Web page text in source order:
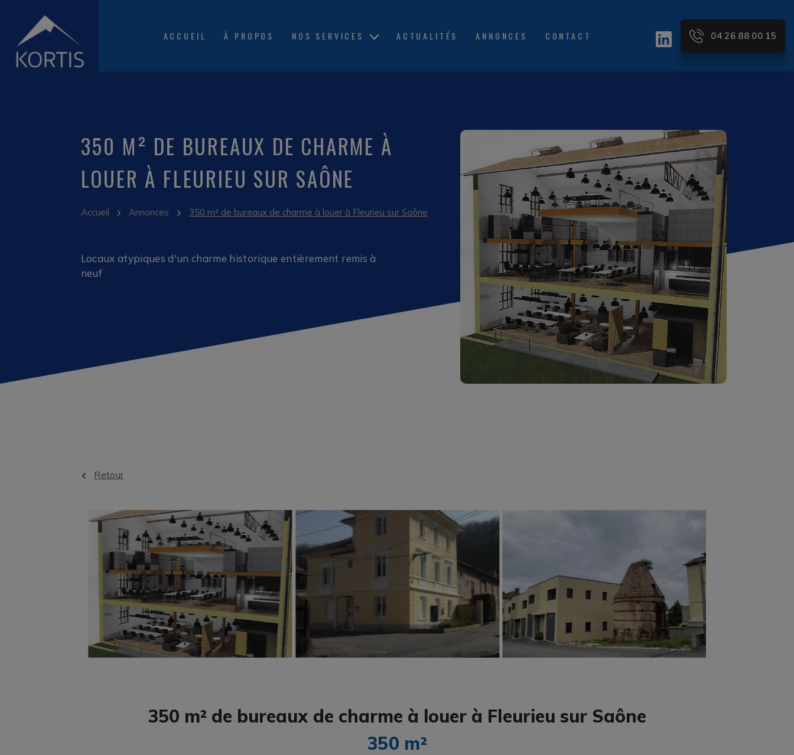
ACCUEIL À PROPOS NOS SERVICES ACTUALITÉS ANNONCES CONTACT 04 26 88 00 15
350 M² DE BUREAUX DE CHARME À
LOUER À FLEURIEU SUR SAÔNE
Accueil Annonces 350 m² de bureaux de charme à louer à Fleurieu sur Saône
Locaux atypiques d'un charme historique entièrement remis à
neuf
Retour
350 m² de bureaux de charme à louer à Fleurieu sur Saône
350 m²